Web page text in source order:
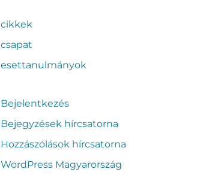
cikkek
csapat
esettanulmányok
Bejelentkezés
Bejegyzések hírcsatorna
Hozzászólások hírcsatorna
WordPress Magyarország